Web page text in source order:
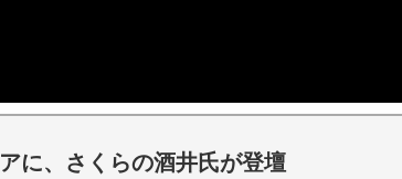
に、さくらの酒井氏が登壇